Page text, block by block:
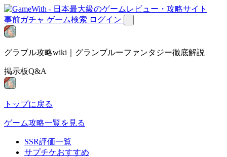
事前ガチャ ゲーム検索 ログイン
グラブル攻略wiki｜グランブルーファンタジー徹底解説
掲示板Q&A
トップに戻る
ゲーム攻略一覧を見る
SSR評価一覧
サプチケおすすめ